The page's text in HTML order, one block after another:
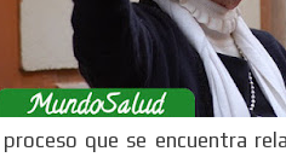
que se encuentra